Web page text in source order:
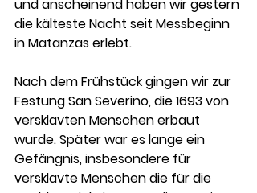
und anscheinend haben wir gestern
die kälteste Nacht seit Messbeginn
in Matanzas erlebt.
Nach dem Frühstück gingen wir zur
Festung San Severino, die 1693 von
versklavten Menschen erbaut
wurde. Später war es lange ein
Gefängnis, insbesondere für
versklavte Menschen die für die